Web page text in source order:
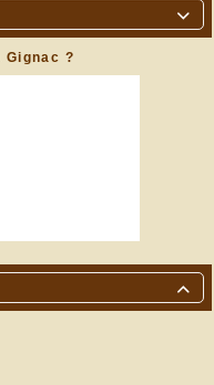

Gignac ?
